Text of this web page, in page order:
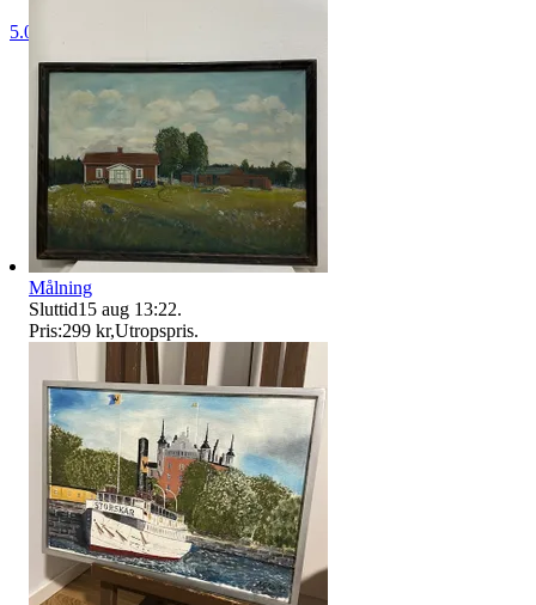
5.0
Målning
Sluttid15 aug 13:22.
Pris:299 kr,Utropspris.